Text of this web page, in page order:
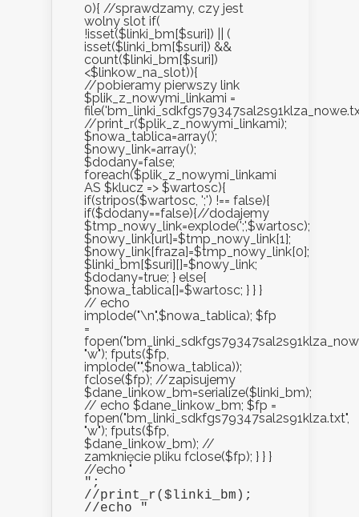
0){ //sprawdzamy, czy jest
wolny slot if(
!isset($linki_bm[$suri]) || (
isset($linki_bm[$suri]) &&
count($linki_bm[$suri])
<$linkow_na_slot)){
//pobieramy pierwszy link
$plik_z_nowymi_linkami =
//print_r($plik_z_nowymi_linkami);
$nowa_tablica=array();
$nowy_link=array();
$dodany=false;
foreach($plik_z_nowymi_linkami
AS $klucz => $wartosc){
if(stripos($wartosc, ';') !== false){
if($dodany==false){//dodajemy
$tmp_nowy_link=explode(';',$wartosc);
$nowy_link[url]=$tmp_nowy_link[1];
$nowy_link[fraza]=$tmp_nowy_link[0];
$linki_bm[$suri][]=$nowy_link;
$dodany=true; } else{
$nowa_tablica[]=$wartosc; } } }
// echo
implode("\n",$nowa_tablica); $fp
=
"w"); fputs($fp,
implode("",$nowa_tablica));
fclose($fp); //zapisujemy
$dane_linkow_bm=serialize($linki_bm);
// echo $dane_linkow_bm; $fp =
fopen("bm_linki_sdkfgs79347sal2s91klza.txt",
"w"); fputs($fp,
$dane_linkow_bm); //
zamknięcie pliku fclose($fp); } } }
//echo "
";
//print_r($linki_bm);
//echo "